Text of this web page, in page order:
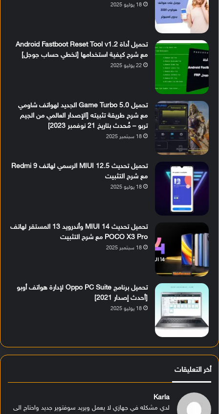
18 يوليو 2025
تحميل أداة Android Fastboot Reset Tool v1.2
مع شرح كيفية استخدامها [تخطي حساب جوجل]
22 يوليو 2025
تحميل Game Turbo 5.0 الجديد لهواتف شاومي
مع شرح طريقة تثبيته [الإصدار العالمي من الجيم
تربو – مُحدث بتاريخ 21 نوفمبر 2023]
18 سبتمبر 2025
تحميل تحديث MIUI 12.5 الرسمي لهاتف Redmi 9
مع شرح التثبيت
18 يوليو 2025
تحميل تحديث MIUI 14 وأندرويد 13 المستقر لهاتف
POCO X3 Pro مع شرح التثبيت
18 سبتمبر 2025
تحميل برنامج Oppo PC Suite لإدارة هواتف أوبو
[أحدث إصدار 2021]
18 يوليو 2025
أخر التعليقات
Karla
لدي مشكله في جهازي لا يعمل ويريد سوفتوير جديد واحتاج الى